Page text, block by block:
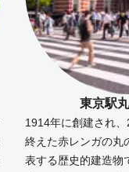
東京駅
1914年に創建され
終えた赤レンガの丸
表する歴史的建造物